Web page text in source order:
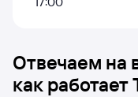
Отвечаем на
как работает